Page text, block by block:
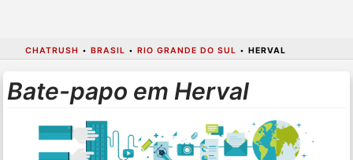
CHATRUSH • BRASIL • RIO GRANDE DO SUL • HERVAL
Bate-papo em Herval